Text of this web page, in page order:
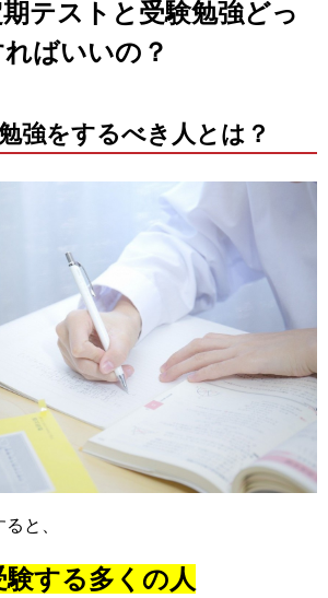
テストと受験勉強どっ
ばいいの？
強をするべき人とは？
と、
する多くの人